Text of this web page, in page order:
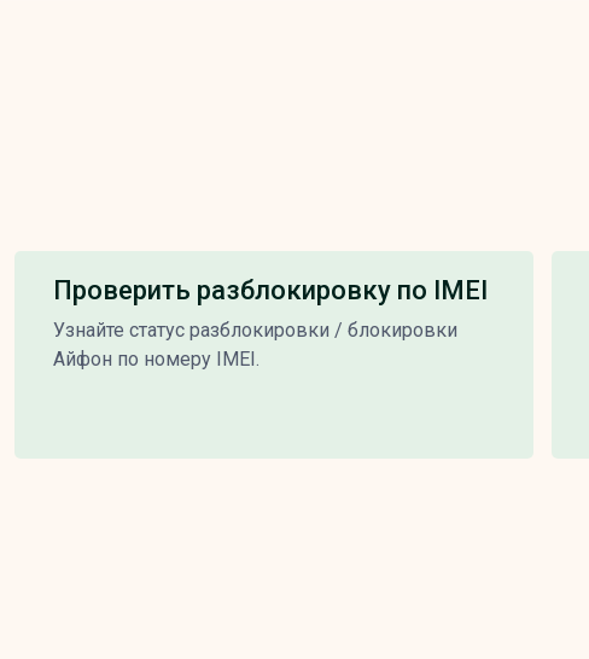
Проверить разблокировку по IMEI
Узнайте статус разблокировки / блокировки
Айфон по номеру IMEI.